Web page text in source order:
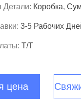
Детали: Коробка,
3-5 Рабочих
T/T
цена